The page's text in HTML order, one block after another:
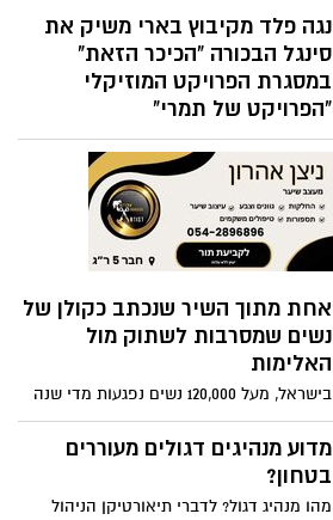
בשביל המשפחה והחברים שלכם. תמשיכו
לעשות את ההחלטות הנכונות, גם כשזה הדבר
הכי קשה בעולם. אתם יכולים לעשות את זה.
ואל תקשיבו לאף אחד שאומר לכם אחרת.
ותמשיכו להגיד לעצמכם בכל יום: "אני אנצח".
צפו בסרטון ההשראה :
נגה פלד מקיבוץ בארי משיק את
סינגל הבכורה "הכיכר הזאת"
במסגרת הפרויקט המוזיקלי
"הפרויקט של תמרי"
סינגל מקורי ראשון יוצא לאור במסגרת
הפרויקט המוזיקלי "הפרויקט של תמרי" –
יוזמה שמאחדת מוזיקאים מהעוטף וממשיכה
את מורשתה של תמר קדם סימן טוב ז"ל,
שייסדה יחד עם שגיא דקל חן, שורד השבי
שחזר הביתה לאחר 498 ימים בשבי החמאס.
אחת מתוך השיר שנכתב כקולן של
נשים שמסרבות לשתוק מול
האלימות
בישראל, מעל 120,000 נשים נפגעות מדי שנה
מאלימות פיזית או נפשית. מאחורי כל מספר
יצויין בישראל ובעולם יום המאבק השנתי
מדוע מנהיגים דגולים מעוררים
בטחון?
מהו מנהיג דגול? לדברי תיאורטיקן הניהול